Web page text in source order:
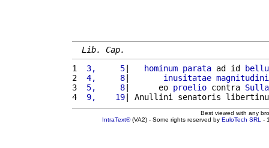
Lib. Cap.
1
3,     5| hominum parata ad id
2
4,     8| inusitatae
3
5,     8|      eo proelio contra
4
9,    19| Anullini senatoris
Best viewed with any
IntraText®(VA2) - Some rights reserved by EuloTech SRL -